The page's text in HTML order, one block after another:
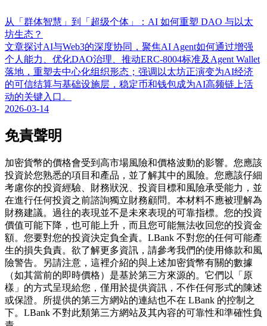
从「群体智慧」到「超级个体」：AI 如何重塑 DAO 与以太
坊生态？
文章探讨AI与Web3的深度协同，聚焦AI Agent如何通过增强
个人能力、优化DAO治理、推动ERC-8004标准及Agent Wallet
落地，重塑去中心化组织形态；强调以太坊正演变为AI经济
的可信结算与基础设施层，稳定币和钱包成为AI高频链上活
动的关键入口。
2026-03-14
免責聲明
加密貨幣的價格會受到高市場風險和價格波動的影響。您應該
投資於您熟悉的項目和產品，並了解其中的風險。您應該仔細
考慮你的投資經驗、財務狀況、投資目標和風險承受能力，並
在進行任何投資之前諮詢獨立財務顧問。本材料不應被理解為
財務建議。過往的表現並不是未來表現的可靠指標。您的投資
價值可能下降，也可能上升，而且您可能無法收回您的投資金
額。您要對您的投資決定負全責。LBank 不對您的任何可能產
生的損失負責。欲了解更多資訊，請參考我們的使用條款和風
險警告。另請注意，這裡介紹的與上述加密貨幣有關的數據
（如其當前的即時價格）是基於第三方來源的。它們以「原
樣」的方式呈現給您，僅用於提供資訊，不作任何形式的陳述
或保證。所提供的第三方網站的連結也不在 LBank 的控制之
下。LBank 不對此類第三方網站及其內容的可靠性和準確性負